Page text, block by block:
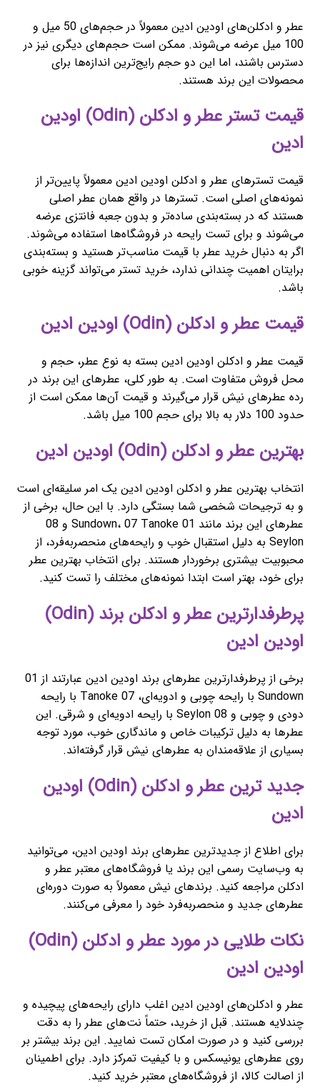
عطر و ادکلن‌های اودین ادین معمولاً در حجم‌های 50 میل و
100 میل عرضه می‌شوند. ممکن است حجم‌های دیگری نیز در
دسترس باشند، اما این دو حجم رایج‌ترین اندازه‌ها برای
محصولات این برند هستند.
قیمت تستر عطر و ادکلن (Odin) اودین
ادین
قیمت تسترهای عطر و ادکلن اودین ادین معمولاً پایین‌تر از
نمونه‌های اصلی است. تسترها در واقع همان عطر اصلی
هستند که در بسته‌بندی ساده‌تر و بدون جعبه فانتزی عرضه
می‌شوند و برای تست رایحه در فروشگاه‌ها استفاده می‌شوند.
اگر به دنبال خرید عطر با قیمت مناسب‌تر هستید و بسته‌بندی
برایتان اهمیت چندانی ندارد، خرید تستر می‌تواند گزینه خوبی
باشد.
قیمت عطر و ادکلن (Odin) اودین ادین
قیمت عطر و ادکلن اودین ادین بسته به نوع عطر، حجم و
محل فروش متفاوت است. به طور کلی، عطرهای این برند در
رده عطرهای نیش قرار می‌گیرند و قیمت آن‌ها ممکن است از
حدود 100 دلار به بالا برای حجم 100 میل باشد.
بهترین عطر و ادکلن (Odin) اودین ادین
انتخاب بهترین عطر و ادکلن اودین ادین یک امر سلیقه‌ای است
و به ترجیحات شخصی شما بستگی دارد. با این حال، برخی از
عطرهای این برند مانند 01 Sundown، 07 Tanoke و 08
Seylon به دلیل استقبال خوب و رایحه‌های منحصربه‌فرد، از
محبوبیت بیشتری برخوردار هستند. برای انتخاب بهترین عطر
برای خود، بهتر است ابتدا نمونه‌های مختلف را تست کنید.
پرطرفدارترین عطر و ادکلن برند (Odin)
اودین ادین
برخی از پرطرفدارترین عطرهای برند اودین ادین عبارتند از 01
Sundown با رایحه چوبی و ادویه‌ای، 07 Tanoke با رایحه
دودی و چوبی و 08 Seylon با رایحه ادویه‌ای و شرقی. این
عطرها به دلیل ترکیبات خاص و ماندگاری خوب، مورد توجه
بسیاری از علاقه‌مندان به عطرهای نیش قرار گرفته‌اند.
جدید ترین عطر و ادکلن (Odin) اودین
ادین
برای اطلاع از جدیدترین عطرهای برند اودین ادین، می‌توانید
به وب‌سایت رسمی این برند یا فروشگاه‌های معتبر عطر و
ادکلن مراجعه کنید. برندهای نیش معمولاً به صورت دوره‌ای
عطرهای جدید و منحصربه‌فرد خود را معرفی می‌کنند.
نکات طلایی در مورد عطر و ادکلن (Odin)
اودین ادین
عطر و ادکلن‌های اودین ادین اغلب دارای رایحه‌های پیچیده و
چندلایه هستند. قبل از خرید، حتماً نت‌های عطر را به دقت
بررسی کنید و در صورت امکان تست نمایید. این برند بیشتر بر
روی عطرهای یونیسکس و با کیفیت تمرکز دارد. برای اطمینان
از اصالت کالا، از فروشگاه‌های معتبر خرید کنید.